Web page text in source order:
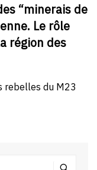
“minerais de
Le rôle
région des
rebelles du M23